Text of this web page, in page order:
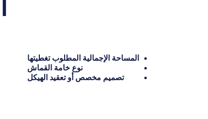
المساحة الإجمالية المطلوب تغطيتها
نوع خامة القماش
تصميم مخصص أو تعقيد الهيكل